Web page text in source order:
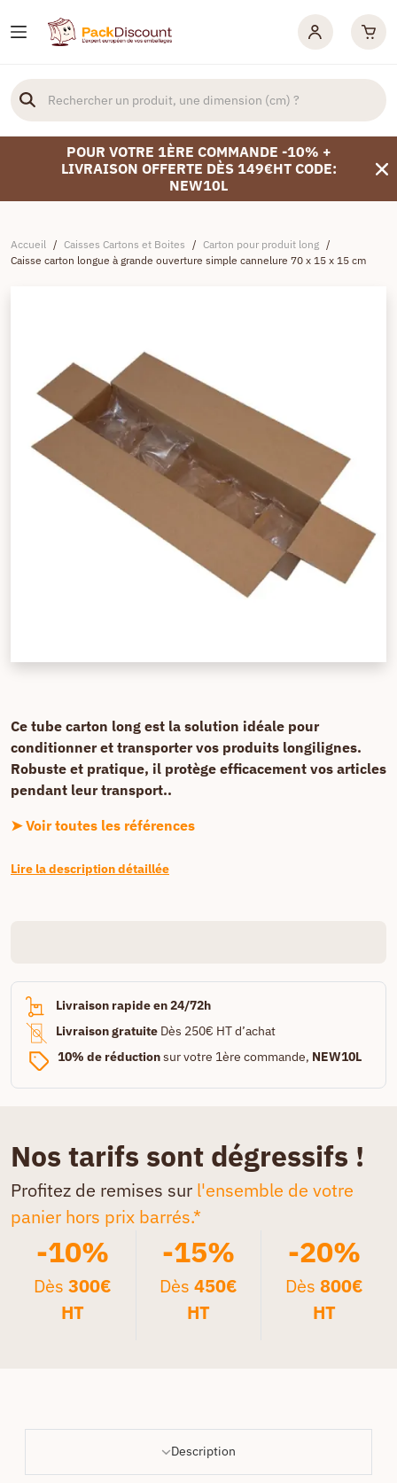
POUR VOTRE 1ÈRE COMMANDE -10% +
LIVRAISON OFFERTE DÈS 149€HT CODE:
NEW10L
Accueil / Caisses Cartons et Boites / Carton pour produit long /
Caisse carton longue à grande ouverture simple cannelure 70 x 15 x 15 cm
Ce tube carton long est la solution idéale pour
conditionner et transporter vos produits longilignes.
Robuste et pratique, il protège efficacement vos articles
pendant leur transport..
➤ Voir toutes les références
Lire la description détaillée
Livraison rapide en 24/72h
Livraison gratuite Dès 250€ HT d’achat
10% de réductionsur votre 1ère commande, NEW10L
Nos tarifs sont dégressifs !
Profitez de remises sur l'ensemble de votre
panier hors prix barrés.*
-10%
Dès300€
HT
-15%
Dès 450€
HT
-20%
Dès 800€
HT
Description